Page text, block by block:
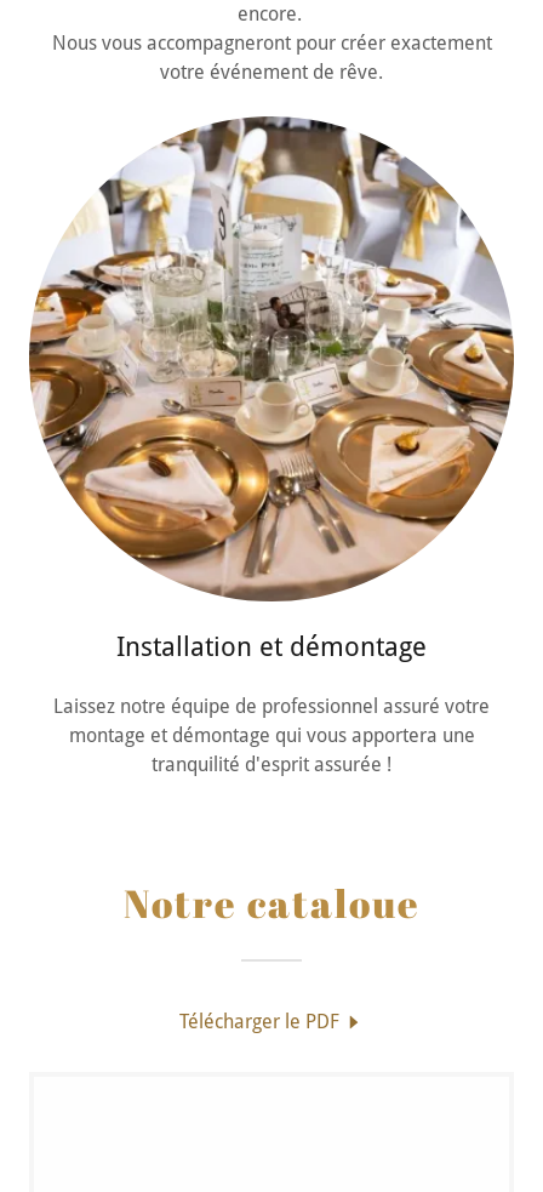
encore.
Nous vous accompagneront pour créer exactement
votre événement de rêve.
Installation et démontage
Laissez notre équipe de professionnel assuré votre
montage et démontage qui vous apportera une
tranquilité d'esprit assurée !
Notre cataloue
Télécharger le PDF